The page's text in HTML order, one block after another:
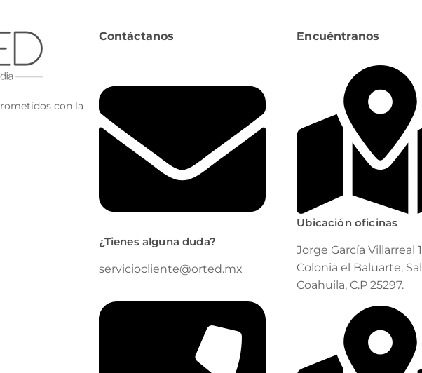
con la
Contáctanos
¿Tienes alguna duda?
serviciocliente@orted.mx
Encuéntranos
Ubicación oficinas
Jorge García Villarreal
Colonia el Baluarte,
Coahuila, C.P 25297.